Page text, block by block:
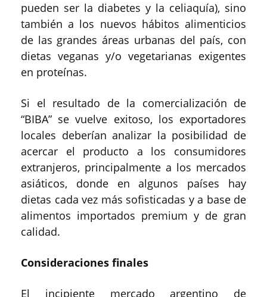
pueden ser la diabetes y la celiaquía), sino
también a los nuevos hábitos alimenticios
de las grandes áreas urbanas del país, con
dietas veganas y/o vegetarianas exigentes
en proteínas.
Si el resultado de la comercialización de
“BIBA” se vuelve exitoso, los exportadores
locales deberían analizar la posibilidad de
acercar el producto a los consumidores
extranjeros, principalmente a los mercados
asiáticos, donde en algunos países hay
dietas cada vez más sofisticadas y a base de
alimentos importados premium y de gran
calidad.
Consideraciones finales
El incipiente mercado argentino de